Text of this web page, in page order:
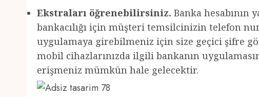
Ekstraları öğrenebilirsiniz. Banka hesabının
bankacılığı için müşteri temsilcinizin telefon
uygulamaya girebilmeniz için size geçici şifre
mobil cihazlarınızda ilgili bankanın
erişmeniz mümkün hale gelecektir.